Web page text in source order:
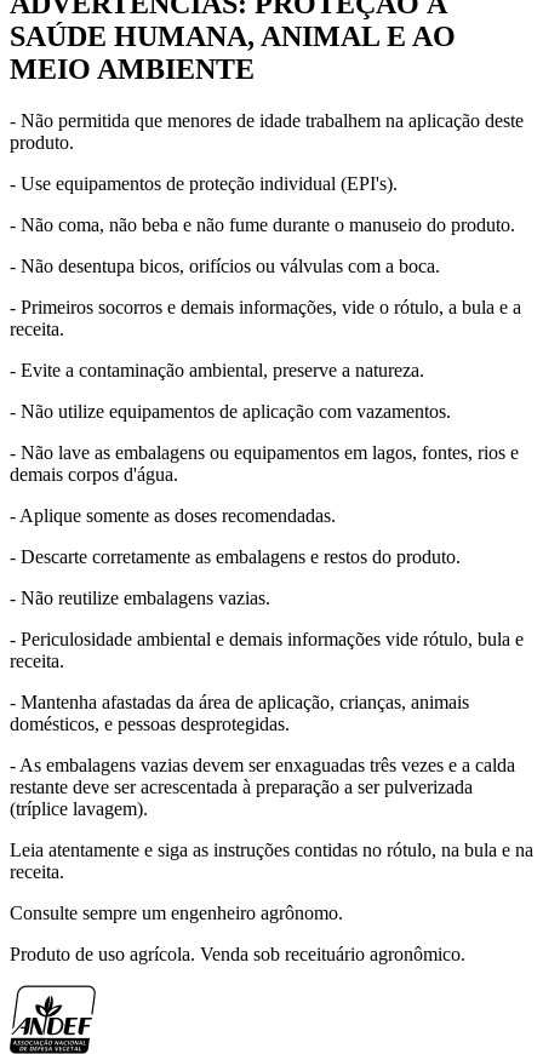
SAÚDE HUMANA, ANIMAL E AO
MEIO AMBIENTE
- Não permitida que menores de idade trabalhem na aplicação deste
produto.
- Use equipamentos de proteção individual (EPI's).
- Não coma, não beba e não fume durante o manuseio do produto.
- Não desentupa bicos, orifícios ou válvulas com a boca.
- Primeiros socorros e demais informações, vide o rótulo, a bula e a
receita.
- Evite a contaminação ambiental, preserve a natureza.
- Não utilize equipamentos de aplicação com vazamentos.
- Não lave as embalagens ou equipamentos em lagos, fontes, rios e
demais corpos d'água.
- Aplique somente as doses recomendadas.
- Descarte corretamente as embalagens e restos do produto.
- Não reutilize embalagens vazias.
- Periculosidade ambiental e demais informações vide rótulo, bula e
receita.
- Mantenha afastadas da área de aplicação, crianças, animais
domésticos, e pessoas desprotegidas.
- As embalagens vazias devem ser enxaguadas três vezes e a calda
restante deve ser acrescentada à preparação a ser pulverizada
(tríplice lavagem).
Leia atentamente e siga as instruções contidas no rótulo, na bula e na
receita.
Consulte sempre um engenheiro agrônomo.
Produto de uso agrícola. Venda sob receituário agronômico.